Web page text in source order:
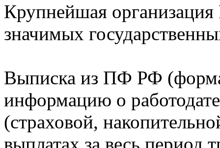
Крупнейшая
значимых
Выписка из ПФ РФ
информацию о
(страховой,
выплатах за весь период